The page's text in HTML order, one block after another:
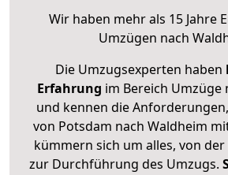
Wir haben mehr als 15 Jahre
Umzügen nach
Die Umzugsexperten haben
Erfahrung im Bereich Umzüge
und kennen die
von Potsdam nach Waldheim
kümmern sich um alles, von
zur Durchführung des Umzugs.